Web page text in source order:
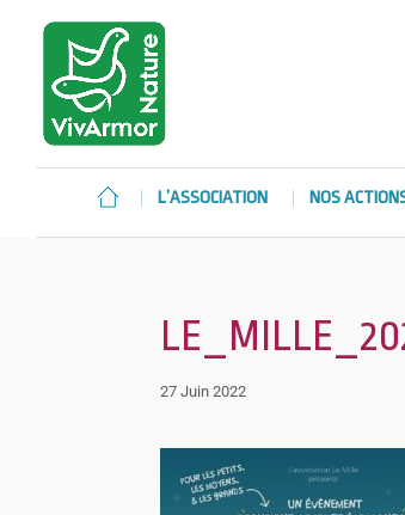
L’ASSOCIATION NOS
27 Juin 2022